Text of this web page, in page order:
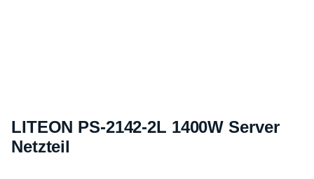
LITEON PS-2142-2L 1400W Server
Netzteil